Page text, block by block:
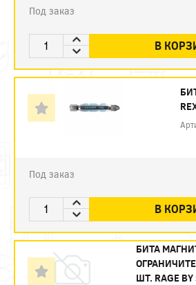
Под заказ
В
Под заказ
В
БИТА
ШТ. RAGE